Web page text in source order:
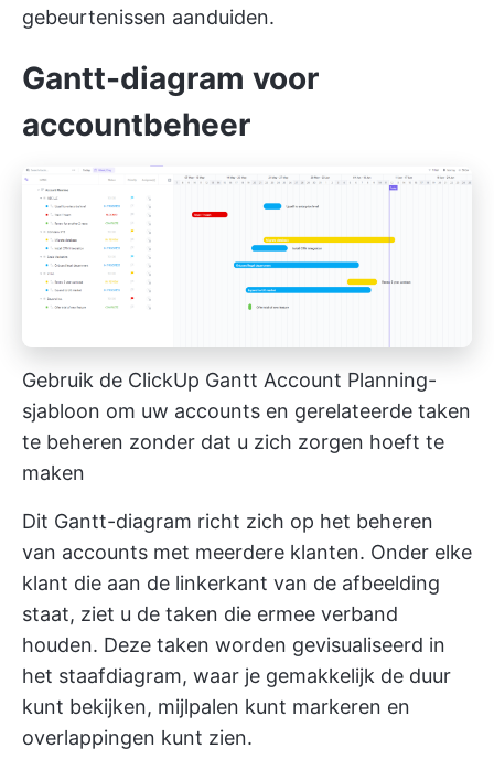
gebeurtenissen aanduiden.
Gantt-diagram voor
accountbeheer
Gebruik de ClickUp Gantt Account Planning-
sjabloon om uw accounts en gerelateerde taken
te beheren zonder dat u zich zorgen hoeft te
maken
Dit Gantt-diagram richt zich op het beheren
van accounts met meerdere klanten. Onder elke
klant die aan de linkerkant van de afbeelding
staat, ziet u de taken die ermee verband
houden. Deze taken worden gevisualiseerd in
het staafdiagram, waar je gemakkelijk de duur
kunt bekijken, mijlpalen kunt markeren en
overlappingen kunt zien.